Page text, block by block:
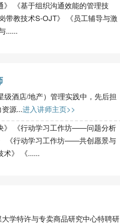
《基于组织沟通效能的管理技
带教技术S-OJT》 《员工辅导与激
......
酒店/地产）管理实践中，先后担
源...进入讲师主页>>
》 《行动学习工作坊——问题分析
《行动学习工作坊——共创愿景与
》 《......
学特许与专卖商品研究中心特聘研